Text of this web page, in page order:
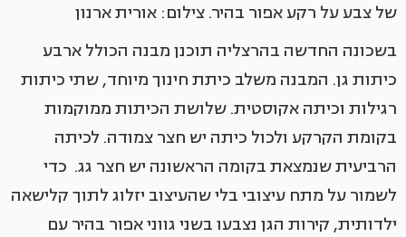
של צבע על רקע אפור בהיר. צילום: אורית ארנון
בשכונה החדשה בהרצליה תוכנן מבנה הכולל ארבע
כיתות גן. המבנה משלב כיתת חינוך מיוחד, שתי כיתות
רגילות וכיתה אקוסטית. שלושת הכיתות ממוקמות
בקומת הקרקע ולכול כיתה יש חצר צמודה. לכיתה
הרביעית שנמצאת בקומה הראשונה יש חצר גג. כדי
לשמור על מתח עיצובי בלי שהעיצוב יזלוג לתוך קלישאה
ילדותית, קירות הגן נצבעו בשני גווני אפור בהיר עם